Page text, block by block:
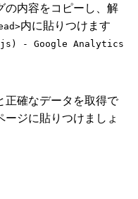
の内容をコピーし、解
内に貼りつけます
- Google Analytics
正確なデータを取得で
ジに貼りつけましょ